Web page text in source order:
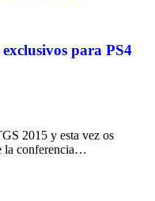
para PS4
2015 y esta vez os
la conferencia…